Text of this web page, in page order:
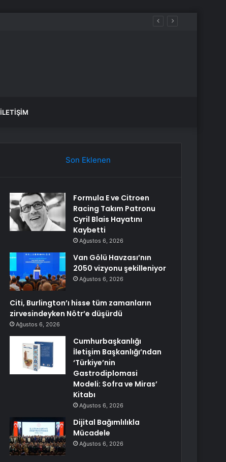
İLETIŞIM
Son Eklenen
Formula E ve Citroen
Racing Takım Patronu
Cyril Blais Hayatını
Kaybetti
Ağustos 6, 2026
Van Gölü Havzası’nın
2050 vizyonu şekilleniyor
Ağustos 6, 2026
Citi, Burlington’ı hisse tüm zamanların
zirvesindeyken Nötr’e düşürdü
Ağustos 6, 2026
Cumhurbaşkanlığı
İletişim Başkanlığı’ndan
‘Türkiye’nin
Gastrodiplomasi
Modeli: Sofra ve Miras’
Kitabı
Ağustos 6, 2026
Dijital Bağımlılıkla
Mücadele
Ağustos 6, 2026